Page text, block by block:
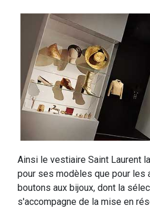
Ainsi le vestiaire Saint Laurent
pour ses modèles que pour les
boutons aux bijoux, dont la
s'accompagne de la mise en